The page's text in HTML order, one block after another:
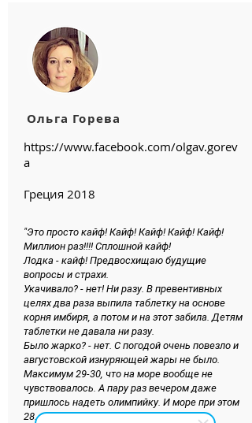
Ольга Горева
https://www.facebook.com/olgav.gorev
a
Греция 2018
"Это просто кайф! Кайф! Кайф! Кайф! Кайф!
Миллион раз!!!! Сплошной кайф!
Лодка - кайф! Предвосхищаю будущие
вопросы и страхи.
Укачивало? - нет! Ни разу. В превентивных
целях два раза выпила таблетку на основе
корня имбиря, а потом и на этот забила. Детям
таблетки не давала ни разу.
Было жарко? - нет. С погодой очень повезло и
августовской изнуряющей жары не было.
Максимум 29-30, что на море вообще не
чувствовалось. А пару раз вечером даже
пришлось надеть олимпийку. И море при этом
28.